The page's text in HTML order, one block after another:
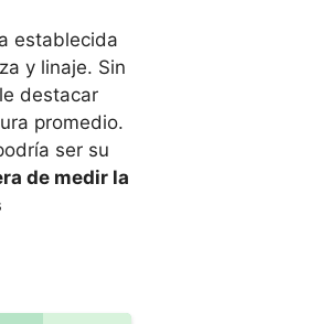
establecida
y linaje. Sin
destacar
promedio.
ser su
de medir la